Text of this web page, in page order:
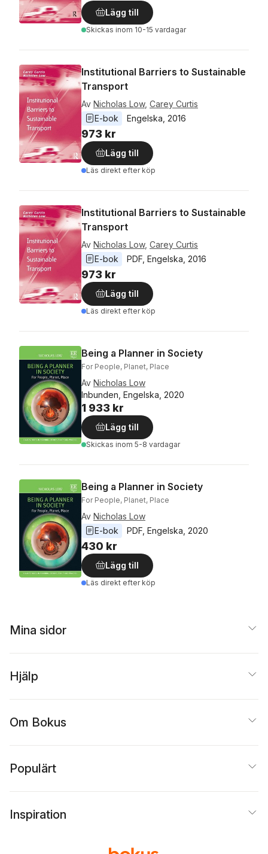
Lägg till
Skickas inom 10-15 vardagar
Institutional Barriers to Sustainable
Transport
Av Nicholas Low, Carey Curtis
E-bok
Engelska 2016
973 kr
Lägg till
Läs direkt efter köp
Institutional Barriers to Sustainable
Transport
Av Nicholas Low, Carey Curtis
E-bok
PDF Engelska 2016
973 kr
Lägg till
Läs direkt efter köp
Being a Planner in Society
For People, Planet, Place
Av Nicholas Low
Inbunden, Engelska, 2020
1 933 kr
Lägg till
Skickas inom 5-8 vardagar
Being a Planner in Society
For People, Planet, Place
Av Nicholas Low
E-bok
PDF Engelska 2020
430 kr
Lägg till
Läs direkt efter köp
Mina sidor
Hjälp
Om Bokus
Populärt
Inspiration